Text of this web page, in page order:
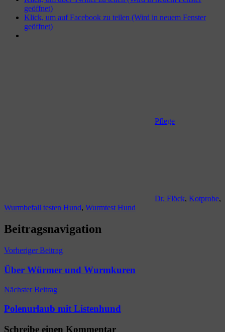
geöffnet)
Klick, um auf Facebook zu teilen (Wird in neuem Fenster
geöffnet)
Pflege
Dr. Flöck, Kotprobe,
Wurmbefall testen Hund, Wurmtest Hund
Beitragsnavigation
Vorheriger Beitrag
Über Würmer und Wurmkuren
Nächster Beitrag
Polenurlaub mit Listenhund
Schreibe einen Kommentar